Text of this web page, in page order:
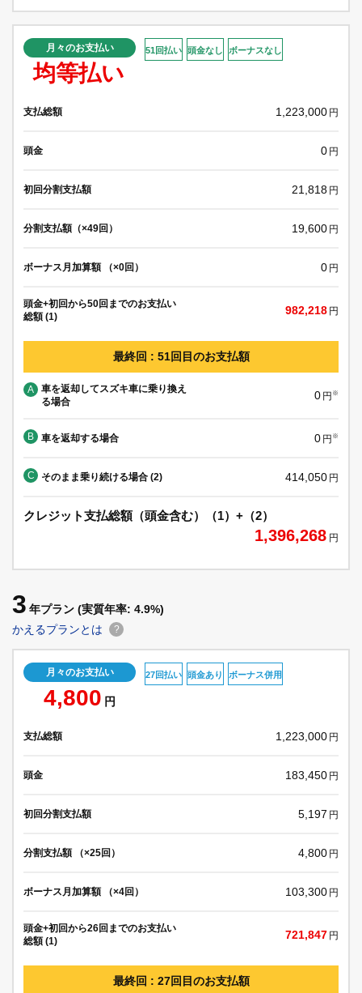
月々のお支払い
均等払い
51回払い 頭金なし ボーナスなし
支払総額 1,223,000 円
頭金 0 円
初回分割支払額 21,818 円
分割支払額（×49回） 19,600 円
ボーナス月加算額 （×0回） 0 円
頭金+初回から50回までのお支払い
総額 (1)
982,218 円
最終回 : 51回目のお支払額
A
車を返却してスズキ車に乗り換え
る場合
0 円 ※
B 車を返却する場合 0 円 ※
C そのまま乗り続ける場合 (2) 414,050 円
クレジット支払総額（頭金含む）（1）+（2）
1,396,268 円
3 年プラン (実質年率: 4.9%)
かえるプランとは
?
月々のお支払い
4,800 円
27回払い 頭金あり ボーナス併用
支払総額 1,223,000 円
頭金 183,450 円
初回分割支払額 5,197 円
分割支払額 （×25回） 4,800 円
ボーナス月加算額 （×4回） 103,300 円
頭金+初回から26回までのお支払い
総額 (1)
721,847 円
最終回 : 27回目のお支払額